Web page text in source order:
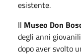
esistente.
Il Museo Don
degli anni
dopo aver svolto